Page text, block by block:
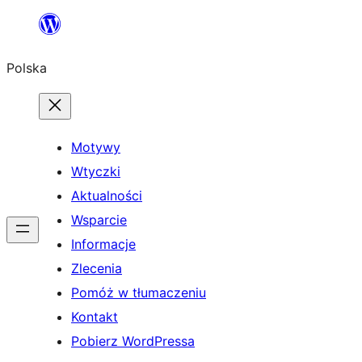
Przejdź
treści
Polska
Motywy
Wtyczki
Aktualności
Wsparcie
Informacje
Zlecenia
Pomóż w tłumaczeniu
Kontakt
Pobierz WordPressa